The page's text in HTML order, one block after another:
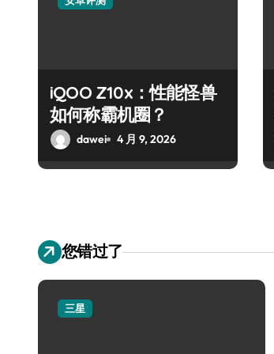
iQOO Z10x：性能怪兽
如何称霸机圈？
dawei 4 月 9, 2026
您错过了
三星